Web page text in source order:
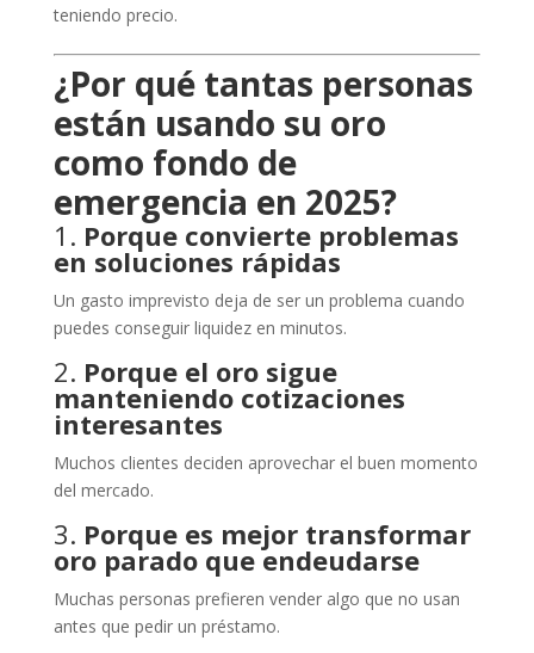
teniendo precio.
¿Por qué tantas personas
están usando su oro
como fondo de
emergencia en 2025?
1. Porque convierte problemas
en soluciones rápidas
Un gasto imprevisto deja de ser un problema cuando
puedes conseguir liquidez en minutos.
2. Porque el oro sigue
manteniendo cotizaciones
interesantes
Muchos clientes deciden aprovechar el buen momento
del mercado.
3. Porque es mejor transformar
oro parado que endeudarse
Muchas personas prefieren vender algo que no usan
antes que pedir un préstamo.